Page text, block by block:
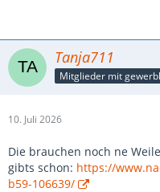
Tanja711
10. Juli 2026
Die brauchen noch ne
gibts schon: https://
b59-106639/